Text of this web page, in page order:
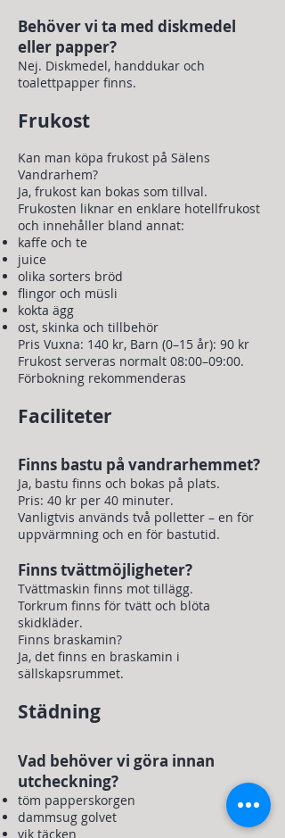
Behöver vi ta med diskmedel
eller papper?
Nej. Diskmedel, handdukar och
toalettpapper finns.
Frukost
Kan man köpa frukost på Sälens
Vandrarhem?
Ja, frukost kan bokas som tillval.
Frukosten liknar en enklare hotellfrukost
och innehåller bland annat:
kaffe och te
juice
olika sorters bröd
flingor och müsli
kokta ägg
ost, skinka och tillbehör
Pris Vuxna: 140 kr, Barn (0–15 år): 90 kr
Frukost serveras normalt 08:00–09:00.
Förbokning rekommenderas
Faciliteter
Finns bastu på vandrarhemmet?
Ja, bastu finns och bokas på plats.
Pris: 40 kr per 40 minuter.
Vanligtvis används två polletter – en för
uppvärmning och en för bastutid.
Finns tvättmöjligheter?
Tvättmaskin finns mot tillägg.
Torkrum finns för tvätt och blöta
skidkläder.
Finns braskamin?
Ja, det finns en braskamin i
sällskapsrummet.
Städning
Vad behöver vi göra innan
utcheckning?
töm papperskorgen
dammsug golvet
vik täcken